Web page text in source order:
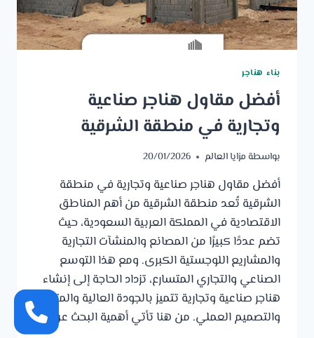
بناء هناجر
أفضل مقاول هناجر صناعية
وتجارية في منطقة الشرقية
بواسطة مزايا العالم 20/01/2026
أفضل مقاول هناجر صناعية وتجارية في منطقة
الشرقية تُعد منطقة الشرقية من أهم المناطق
الاقتصادية في المملكة العربية السعودية، حيث
تضم عددًا كبيرًا من المصانع والمنشآت التجارية
والمشاريع اللوجستية الكبرى. ومع هذا التوسع
الصناعي والتجاري المتسارع، تزداد الحاجة إلى إنشاء
هناجر صناعية وتجارية تتميز بالجودة العالية والمتانة
والتصميم العملي. من هنا تأتي أهمية البحث عن…